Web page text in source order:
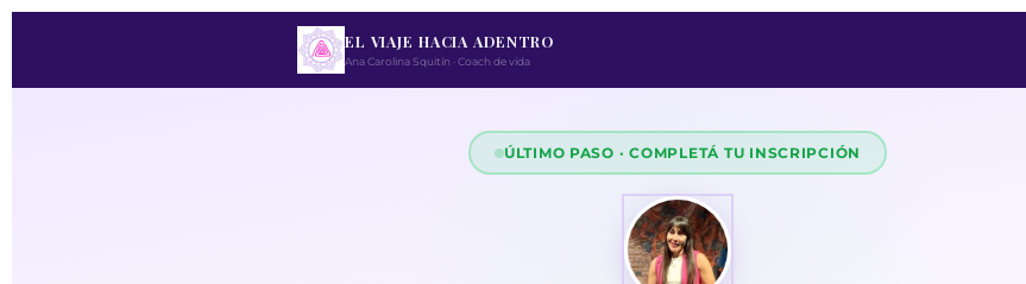
EL VIAJE HACIA ADENTRO
Ana Carolina Squitín · Coach de vida
ÚLTIMO PASO · COMPLETÁ TU INSCRIPCIÓN